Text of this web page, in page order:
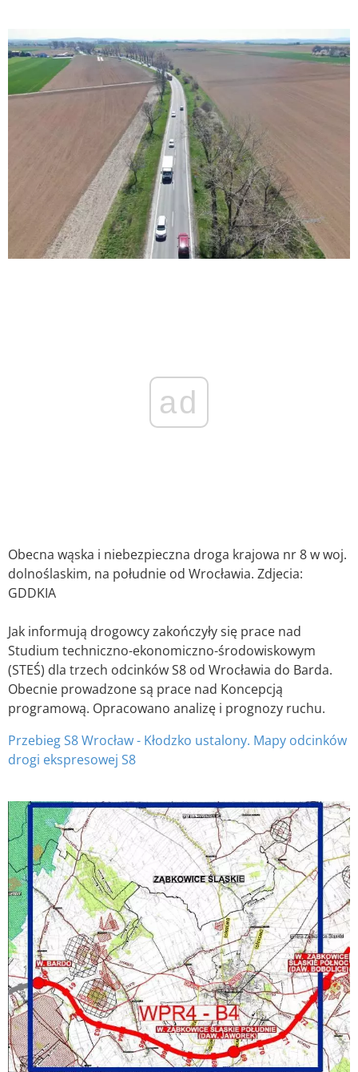
ad
Obecna wąska i niebezpieczna droga krajowa nr 8 w woj.
dolnoślaskim, na południe od Wrocławia. Zdjecia:
GDDKIA
Jak informują drogowcy zakończyły się prace nad
Studium techniczno-ekonomiczno-środowiskowym
(STEŚ) dla trzech odcinków S8 od Wrocławia do Barda.
Obecnie prowadzone są prace nad Koncepcją
programową. Opracowano analizę i prognozy ruchu.
Przebieg S8 Wrocław - Kłodzko ustalony. Mapy odcinków
drogi ekspresowej S8